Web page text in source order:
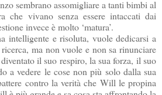
sembrano assomigliare a tanti bimbi al
che vivano senza essere intaccati dai
invece è molto ‘matura’.
intelligente e risoluta, vuole dedicarsi a
ma non vuole e non sa rinunciare
il suo respiro, la sua forza, il suo
a vedere le cose non più solo dalla sua
contro la verità che Will le propina